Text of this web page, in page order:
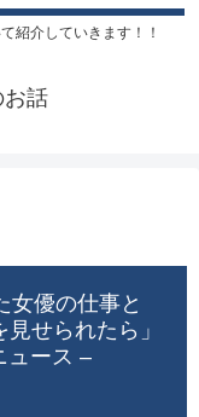
紹介していきます！！
お話
女優の仕事と
せられたら」
ュース –